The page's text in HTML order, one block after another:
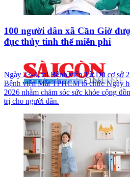
100 người dân xã Cần Giờ
đục thủy tinh thể miễn phí
Ngày 23-4, tại Bệnh viện Từ Dũ cơ sở
Bệnh viện Mắt TPHCM tổ chức Ngày
2026 nhằm chăm sóc sức khỏe cộng
trị cho người dân.